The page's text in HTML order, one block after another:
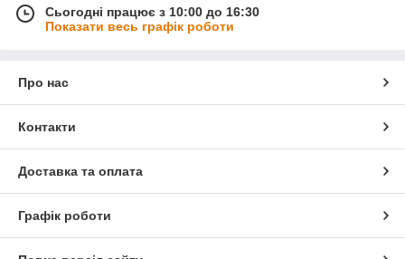
Сьогодні працює з 10:00 до 16:30
Показати весь графік роботи
Про нас
Контакти
Доставка та оплата
Графік роботи